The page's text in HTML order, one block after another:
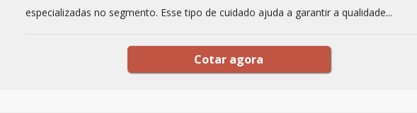
especializadas no segmento. Esse tipo de cuidado ajuda a garantir a qualidade...
Cotar agora